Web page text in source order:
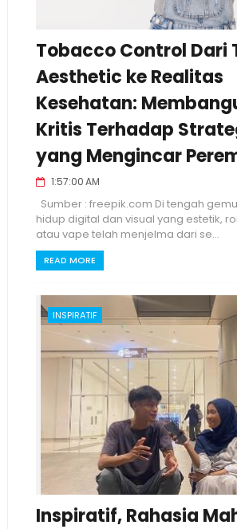
Tobacco Control Dari
Aesthetic ke Realitas
Kesehatan:
Kritis Terhadap
yang Mengincar
1:57:00 AM
Sumber : freepik.com Di tengah
hidup digital dan visual yang estetik,
atau vape telah menjelma dari se...
READ MORE
INSPIRATIF
Inspiratif, Rahasia